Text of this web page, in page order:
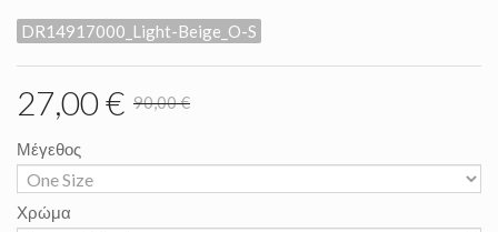
DR14917000_Light-Beige_O-S
27,00 € 90,00 €
Μέγεθος
Χρώμα